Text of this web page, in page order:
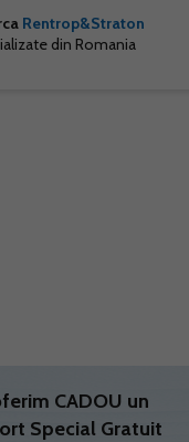
Rentrop&Straton
din Romania
CADOU un
Special Gratuit